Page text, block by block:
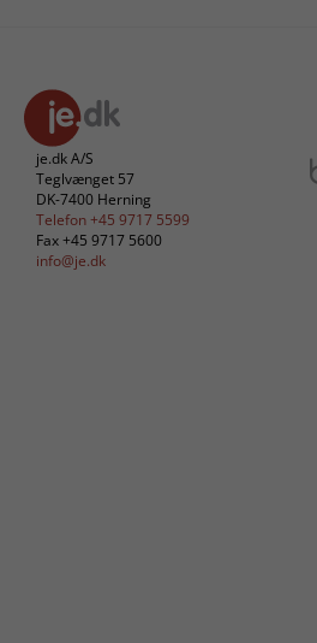
je.dk A/S
Teglvænget 57
DK-7400 Herning
Telefon +45 9717 5599
Fax +45 9717 5600
info@je.dk